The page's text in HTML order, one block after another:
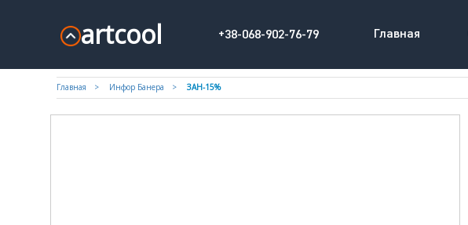
artcool +38-068-902-76-79 Главная
Главная Инфор Банера ЗАН-15%